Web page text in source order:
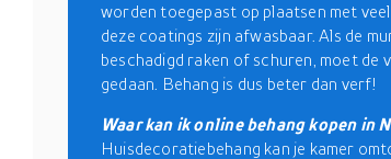
worden toegepast op plaatsen met
deze coatings zijn afwasbaar. Als de
beschadigd raken of schuren, moet de
gedaan. Behang is dus beter dan verf!
Waar kan ik online behang kopen in
Huisdecoratiebehang kan je kamer